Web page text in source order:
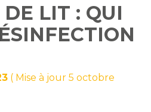
LIT : QUI
( Mise à jour 5 octobre